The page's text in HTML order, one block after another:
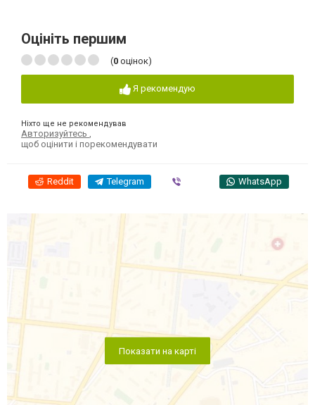
Оцініть першим
(0 оцінок)
Я рекомендую
Ніхто ще не рекомендував
Авторизуйтесь
щоб оцінити і порекомендувати
Reddit Telegram WhatsApp
Показати на карті